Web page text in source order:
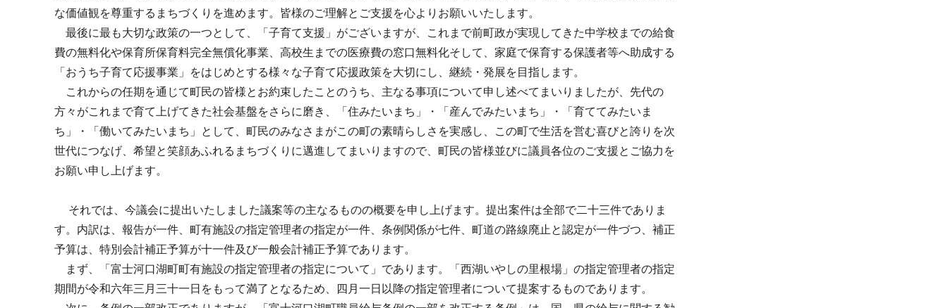
な価値観を尊重するまちづくりを進めます。皆様のご理解とご支援を心よりお願いいたします。
最後に最も大切な政策の一つとして、「子育て支援」がございますが、これまで前町政が実現してきた中学校までの給食
費の無料化や保育所保育料完全無償化事業、高校生までの医療費の窓口無料化そして、家庭で保育する保護者等へ助成する
「おうち子育て応援事業」をはじめとする様々な子育て応援政策を大切にし、継続・発展を目指します。
これからの任期を通じて町民の皆様とお約束したことのうち、主なる事項について申し述べてまいりましたが、先代の
方々がこれまで育て上げてきた社会基盤をさらに磨き、「住みたいまち」・「産んでみたいまち」・「育ててみたいま
ち」・「働いてみたいまち」として、町民のみなさまがこの町の素晴らしさを実感し、この町で生活を営む喜びと誇りを次
世代につなげ、希望と笑顔あふれるまちづくりに邁進してまいりますので、町民の皆様並びに議員各位のご支援とご協力を
お願い申し上げます。
それでは、今議会に提出いたしました議案等の主なるものの概要を申し上げます。提出案件は全部で二十三件でありま
す。内訳は、報告が一件、町有施設の指定管理者の指定が一件、条例関係が七件、町道の路線廃止と認定が一件づつ、補正
予算は、特別会計補正予算が十一件及び一般会計補正予算であります。
まず、「富士河口湖町町有施設の指定管理者の指定について」であります。「西湖いやしの里根場」の指定管理者の指定
期間が令和六年三月三十一日をもって満了となるため、四月一日以降の指定管理者について提案するものであります。